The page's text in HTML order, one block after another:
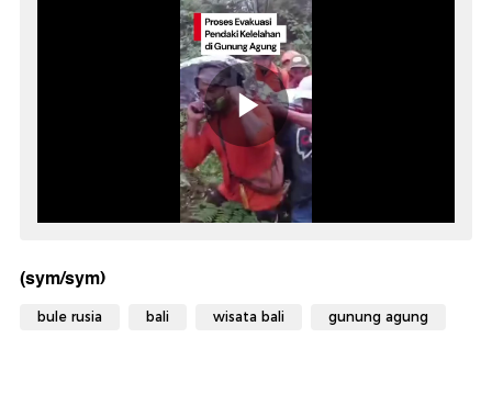
(sym/sym)
bule rusia bali wisata bali gunung agung